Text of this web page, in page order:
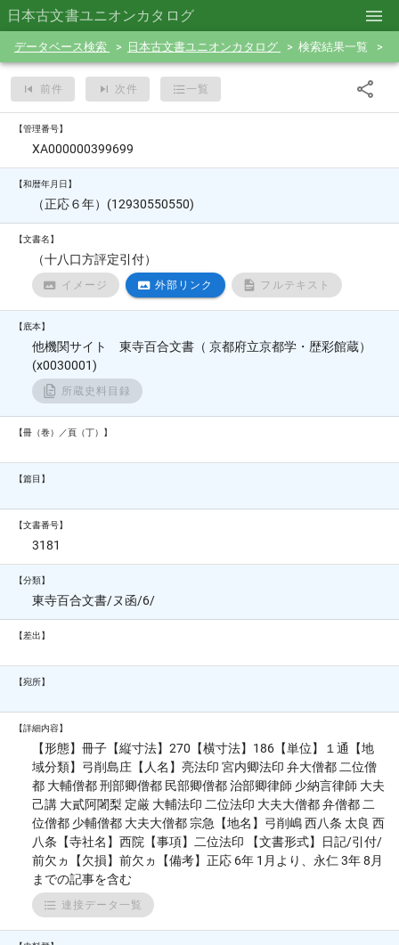
日本古文書ユニオンカタログ
データベース検索 日本古文書ユニオンカタログ 検索結果一覧
前件 次件 一覧
【管理番号】
XA000000399699
【和暦年月日】
（正応６年）(12930550550)
【文書名】
（十八口方評定引付）
イメージ 外部リンク フルテキスト
【底本】
他機関サイト 東寺百合文書（ 京都府立京都学・歴彩館蔵）
(x0030001)
所蔵史料目録
【冊（巻）／頁（丁）】
【篇目】
【文書番号】
3181
【分類】
東寺百合文書/ヌ函/6/
【差出】
【宛所】
【詳細内容】
【形態】冊子【縦寸法】270【横寸法】186【単位】１通【地
域分類】弓削島庄【人名】亮法印 宮内卿法印 弁大僧都 二位僧
都 大輔僧都 刑部卿僧都 民部卿僧都 治部卿律師 少納言律師 大夫
己講 大貳阿闍梨 定厳 大輔法印 二位法印 大夫大僧都 弁僧都 二
位僧都 少輔僧都 大夫大僧都 宗急【地名】弓削嶋 西八条 太良 西
八条【寺社名】西院【事項】二位法印 【文書形式】日記/引付/
前欠ヵ【欠損】前欠ヵ【備考】正応 6年 1月より、永仁 3年 8月
までの記事を含む
連接データ一覧